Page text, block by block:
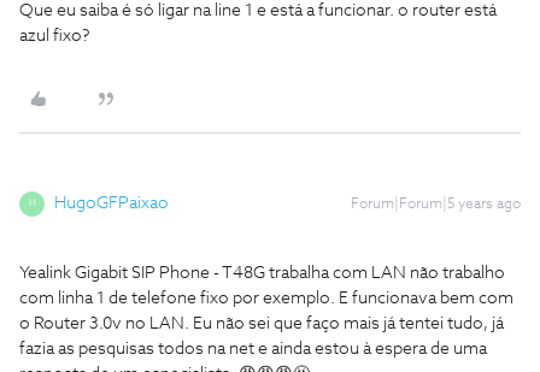
Que eu saiba é só ligar na line 1 e está a funcionar. o router está
azul fixo?
H HugoGFPaixao Forum|Forum|5 years ago
Yealink Gigabit SIP Phone - T48G trabalha com LAN não trabalho
com linha 1 de telefone fixo por exemplo. E funcionava bem com
o Router 3.0v no LAN. Eu não sei que faço mais já tentei tudo, já
fazia as pesquisas todos na net e ainda estou à espera de uma